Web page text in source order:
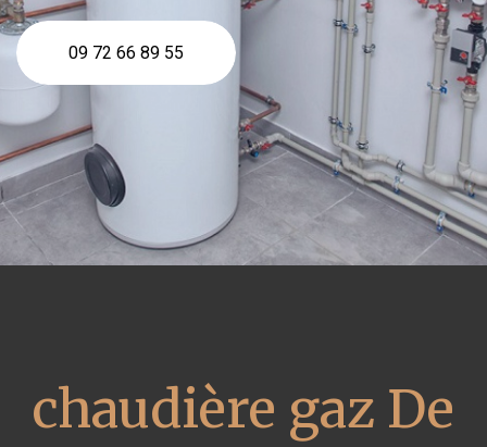
09 72 66 89 55
chaudière gaz De